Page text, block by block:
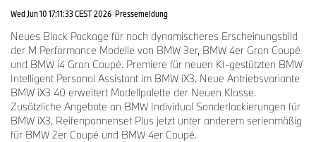
Wed Jun 10 17:11:33 CEST 2026 Pressemeldung
Neues Black Package für noch dynamischeres Erscheinungsbild
der M Performance Modelle von BMW 3er, BMW 4er Gran Coupé
und BMW i4 Gran Coupé. Premiere für neuen KI-gestützten BMW
Intelligent Personal Assistant im BMW iX3. Neue Antriebsvariante
BMW iX3 40 erweitert Modellpalette der Neuen Klasse.
Zusätzliche Angebote an BMW Individual Sonderlackierungen für
BMW iX3. Reifenpannenset Plus jetzt unter anderem serienmäßig
für BMW 2er Coupé und BMW 4er Coupé.